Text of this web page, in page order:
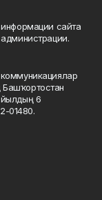
сайта
коммуникациялар
Башҡортостан
6
01480.